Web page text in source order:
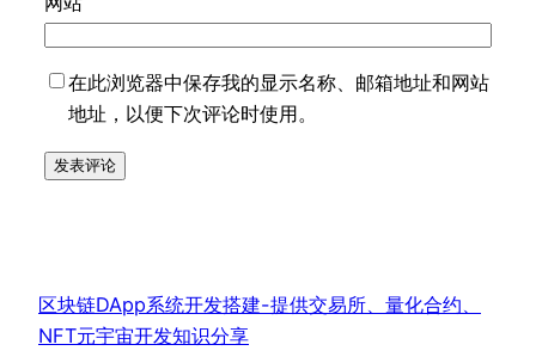
在此浏览器中保存我的显示名称、邮箱地址和网站
地址，以便下次评论时使用。
区块链DApp系统开发搭建-提供交易所、量化合约、
NFT元宇宙开发知识分享